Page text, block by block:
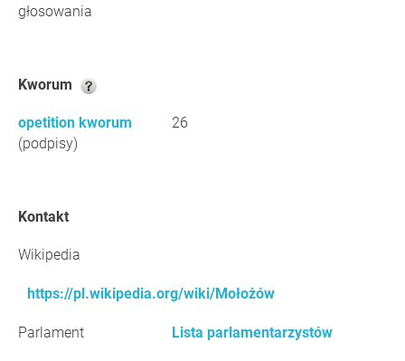
głosowania
Kworum
opetition kworum
(podpisy)
26
Kontakt
Wikipedia
https://pl.wikipedia.org/wiki/Mołożów
Parlament Lista parlamentarzystów